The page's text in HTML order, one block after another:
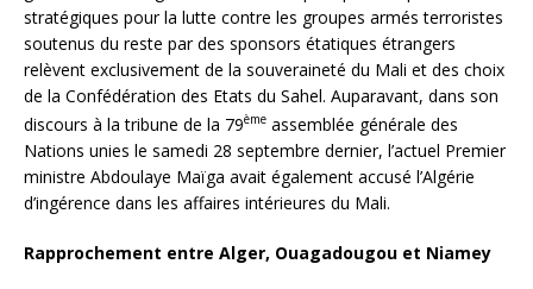
stratégiques pour la lutte contre les groupes armés terroristes
soutenus du reste par des sponsors étatiques étrangers
relèvent exclusivement de la souveraineté du Mali et des choix
de la Confédération des Etats du Sahel. Auparavant, dans son
discours à la tribune de la 79ème assemblée générale des
Nations unies le samedi 28 septembre dernier, l’actuel Premier
ministre Abdoulaye Maïga avait également accusé l’Algérie
d’ingérence dans les affaires intérieures du Mali.
Rapprochement entre Alger, Ouagadougou et Niamey